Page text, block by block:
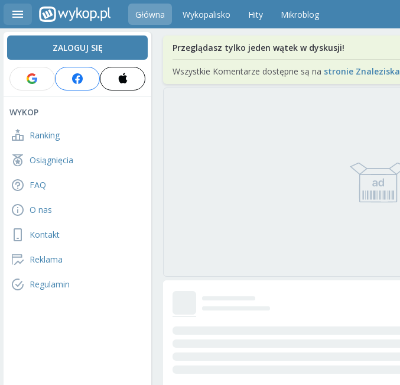
Główna Wykopalisko Hity Mikroblog
ZALOGUJ SIĘ
WYKOP
Ranking
Osiągnięcia
FAQ
O nas
Kontakt
Reklama
Regulamin
Przeglądasz tylko jeden wątek w dyskusji!
Wszystkie Komentarze dostępne są na stronie Znaleziska